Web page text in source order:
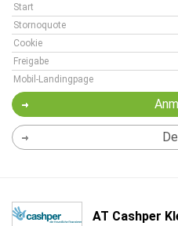
Start
Stornoquote
Cookie
Freigabe
Mobil-Landingpage
AT Cashper